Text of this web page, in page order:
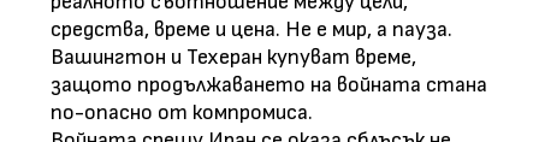
средства, време и цена. Не е мир, а пауза.
Вашингтон и Техеран купуват време,
защото продължаването на войната стана
по-опасно от компромиса.